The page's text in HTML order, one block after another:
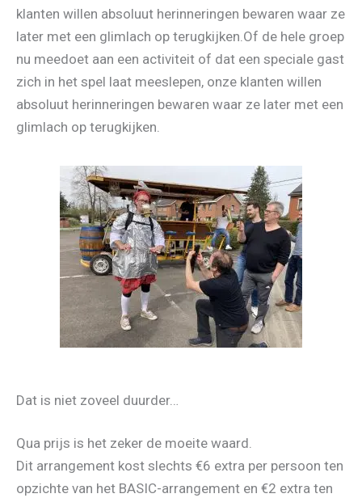
klanten willen absoluut herinneringen bewaren waar ze
later met een glimlach op terugkijken.Of de hele groep
nu meedoet aan een activiteit of dat een speciale gast
zich in het spel laat meeslepen, onze klanten willen
absoluut herinneringen bewaren waar ze later met een
glimlach op terugkijken.
Dat is niet zoveel duurder…
Qua prijs is het zeker de moeite waard.
Dit arrangement kost slechts €6 extra per persoon ten
opzichte van het BASIC-arrangement en €2 extra ten